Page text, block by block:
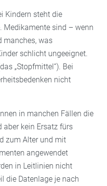
Kindern steht die
Medikamente sind – wenn
manches, was
schlicht ungeeignet.
„Stopfmittel“). Bei
nicht
in manchen Fällen die
aber kein Ersatz fürs
zum Alter und mit
angewendet
in Leitlinien nicht
die Datenlage je nach